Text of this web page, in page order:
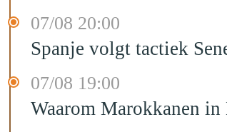
07/08 20:00
Spanje volgt tactiek
07/08 19:00
Waarom Marokkanen